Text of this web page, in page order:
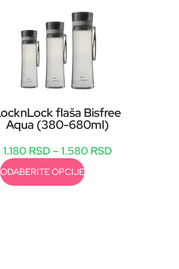
flaša Bisfree
Aqua (380-680ml)
1.180 RSD–1.580 RSD
ODABERITE OPCIJE